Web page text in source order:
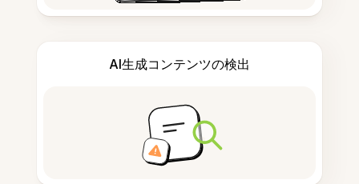
AI生成コンテンツの検出